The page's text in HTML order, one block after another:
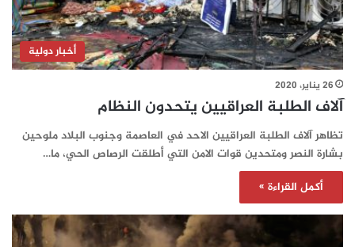
أخبار دولية
26 يناير، 2020
آلاف الطلبة العراقيين يتحدون النظام
تظاهر آلاف الطلبة العراقيين الاحد في العاصمة وجنوب البلاد ملوحين
بشارة النصر ومتحدين قوات الامن التي أطلقت الرصاص الحي، ما…
أكمل القراءة »